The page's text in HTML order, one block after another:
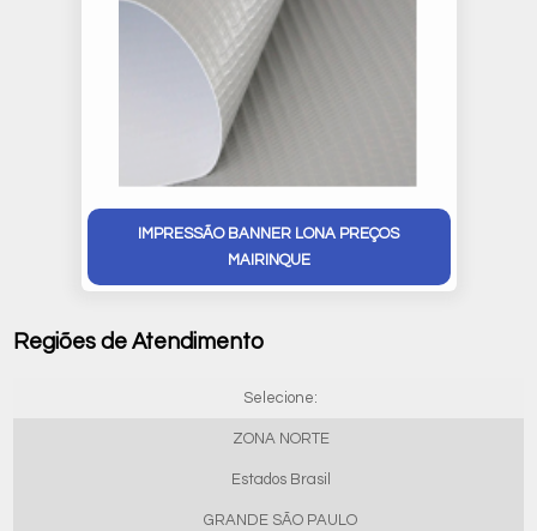
IMPRESSÃO BANNER LONA PREÇOS
MAIRINQUE
Regiões de Atendimento
Selecione:
ZONA NORTE
Estados Brasil
GRANDE SÃO PAULO